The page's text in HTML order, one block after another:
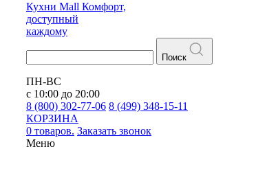
Кухни Mall Комфорт,
доступный
каждому
Поиск
ПН-ВС
с 10:00 до 20:00
8 (800) 302-77-06 8 (499) 348-15-11
КОРЗИНА
0 товаров. Заказать звонок
Меню